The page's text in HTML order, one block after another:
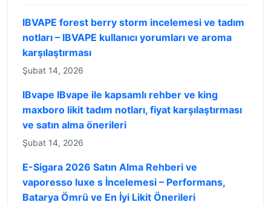
IBVAPE forest berry storm incelemesi ve tadım
notları – IBVAPE kullanıcı yorumları ve aroma
karşılaştırması
Şubat 14, 2026
IBvape IBvape ile kapsamlı rehber ve king
maxboro likit tadım notları, fiyat karşılaştırması
ve satın alma önerileri
Şubat 14, 2026
E-Sigara 2026 Satın Alma Rehberi ve
vaporesso luxe s İncelemesi – Performans,
Batarya Ömrü ve En İyi Likit Önerileri